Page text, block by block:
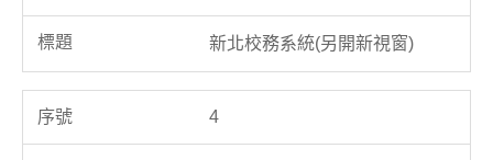
新北校務系統(另開新視窗)
4